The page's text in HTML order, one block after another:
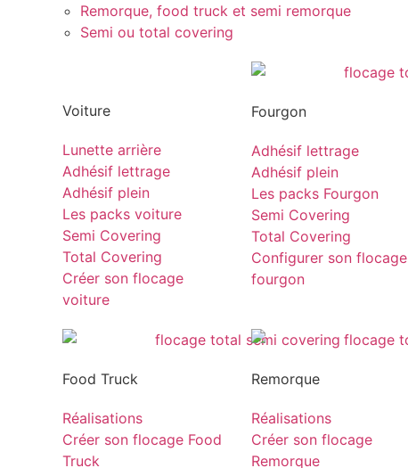
Remorque, food truck et semi remorque
Semi ou total covering
Voiture
Lunette arrière
Adhésif lettrage
Adhésif plein
Les packs voiture
Semi Covering
Total Covering
Créer son flocage
voiture
Fourgon
Adhésif lettrage
Adhésif plein
Les packs Fourgon
Semi Covering
Total Covering
Configurer son flocage
fourgon
Food Truck
Réalisations
Créer son flocage Food
Truck
Remorque
Réalisations
Créer son flocage
Remorque